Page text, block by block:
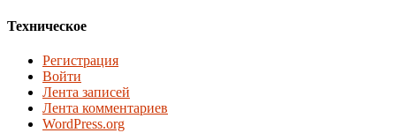
Техническое
Регистрация
Войти
Лента записей
Лента комментариев
WordPress.org